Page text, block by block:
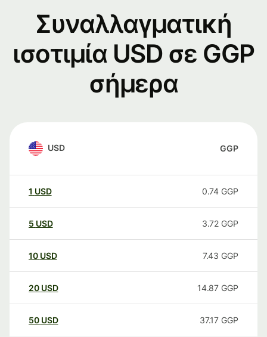
Συναλλαγματική
ισοτιμία USD σε GGP
σήμερα
USD GGP
1 USD 0.74 GGP
5 USD 3.72 GGP
10 USD 7.43 GGP
20 USD 14.87 GGP
50 USD 37.17 GGP